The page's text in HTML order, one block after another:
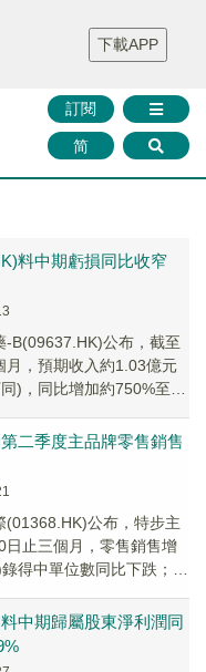
財華證券 媒體矩陣
智庫沙龍
聯絡我們
訂閱
简
下載APP
料中期虧損同比收窄
-B(09637.HK)公布，截至
月，預期收入約1.03億元
)，同比增加約750%至
二季度主品牌零售銷售
(01368.HK)公布，特步主
止三個月，零售銷售增
得中單位數同比下跌；零
中期歸屬股東淨利潤同